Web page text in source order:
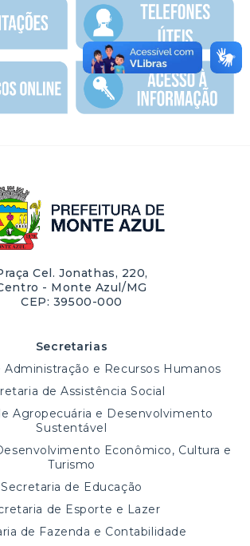
Cel. Jonathas, 220,
- Monte Azul/MG
CEP: 39500-000
Secretarias
Administração e Recursos Humanos
de Assistência Social
Agropecuária e Desenvolvimento
Sustentável
Econômico, Cultura e
Turismo
Secretaria de Educação
de Esporte e Lazer
de Fazenda e Contabilidade